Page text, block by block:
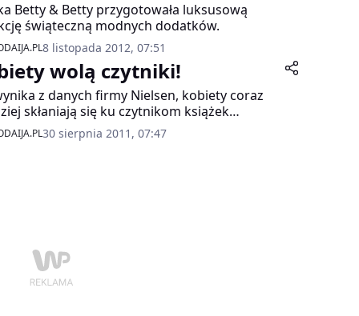
Betty & Betty przygotowała luksusową
świąteczną modnych dodatków.
8 listopada 2012, 07:51
wolą czytniki!
z danych firmy Nielsen, kobiety coraz
skłaniają się ku czytnikom książek
30 sierpnia 2011, 07:47